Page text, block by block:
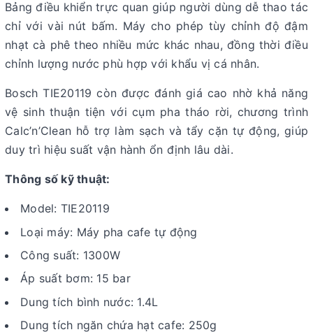
Bảng điều khiển trực quan giúp người dùng dễ thao tác
chỉ với vài nút bấm. Máy cho phép tùy chỉnh độ đậm
nhạt cà phê theo nhiều mức khác nhau, đồng thời điều
chỉnh lượng nước phù hợp với khẩu vị cá nhân.
Bosch TIE20119 còn được đánh giá cao nhờ khả năng
vệ sinh thuận tiện với cụm pha tháo rời, chương trình
Calc’n’Clean hỗ trợ làm sạch và tẩy cặn tự động, giúp
duy trì hiệu suất vận hành ổn định lâu dài.
Thông số kỹ thuật:
Model: TIE20119
Loại máy: Máy pha cafe tự động
Công suất: 1300W
Áp suất bơm: 15 bar
Dung tích bình nước: 1.4L
Dung tích ngăn chứa hạt cafe: 250g